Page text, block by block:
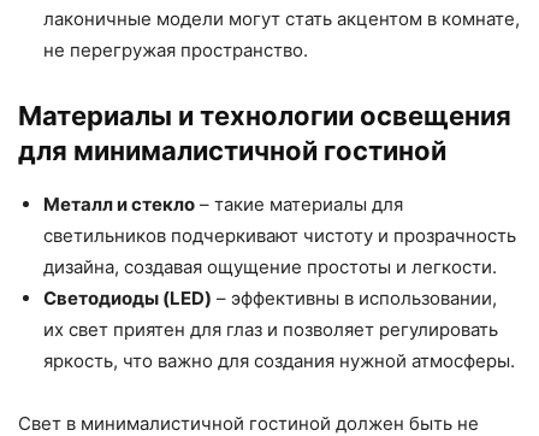
лаконичные модели могут стать акцентом в комнате,
не перегружая пространство.
Материалы и технологии освещения
для минималистичной гостиной
Металл и стекло – такие материалы для
светильников подчеркивают чистоту и прозрачность
дизайна, создавая ощущение простоты и легкости.
Светодиоды (LED) – эффективны в использовании,
их свет приятен для глаз и позволяет регулировать
яркость, что важно для создания нужной атмосферы.
Свет в минималистичной гостиной должен быть не